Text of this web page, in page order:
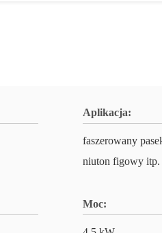
Aplikacja:
faszerowany
niuton figowy itp.
Moc: